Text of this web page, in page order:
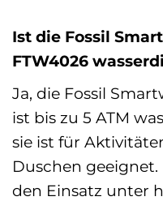
Ist die Fossil
FTW4026
Ja, die Fossil
ist bis zu 5 ATM
sie ist für
Duschen
den Einsatz unter